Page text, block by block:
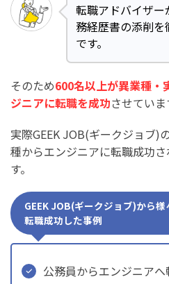
転職アドバイザ
務経歴書の添削
です。
そのため600名以上が異業種・
ジニアに転職を成功させていま
実際GEEK JOB(ギークジョブ)
種からエンジニアに転職成功
す。
GEEK JOB(ギークジョブ)から
転職成功した事例
公務員からエンジニアへ